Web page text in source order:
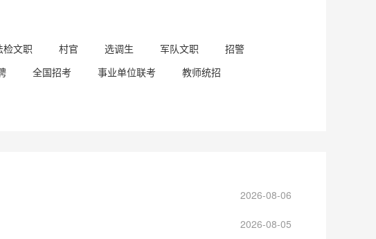
检文职 村官 选调生 军队文职
招警
全国招考 事业单位联考
教师统招
2026-08-06
2026-08-05